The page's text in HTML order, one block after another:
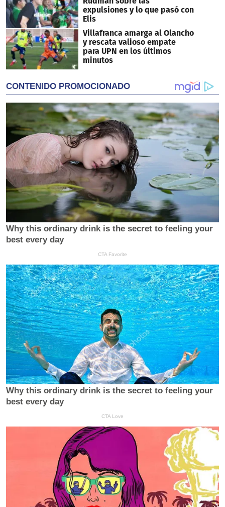
expulsiones y lo que pasó con
Elis
Villafranca amarga al Olancho
y rescata valioso empate
para UPN en los últimos
minutos